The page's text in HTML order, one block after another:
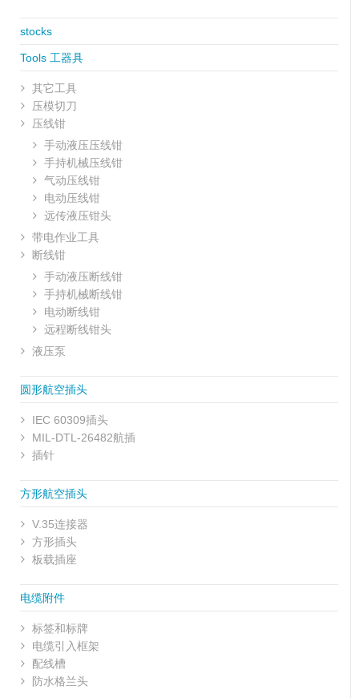
stocks
Tools 工器具
其它工具
压模切刀
压线钳
手动液压压线钳
手持机械压线钳
气动压线钳
电动压线钳
远传液压钳头
带电作业工具
断线钳
手动液压断线钳
手持机械断线钳
电动断线钳
远程断线钳头
液压泵
圆形航空插头
IEC 60309插头
MIL-DTL-26482航插
插针
方形航空插头
V.35连接器
方形插头
板载插座
电缆附件
标签和标牌
电缆引入框架
配线槽
防水格兰头